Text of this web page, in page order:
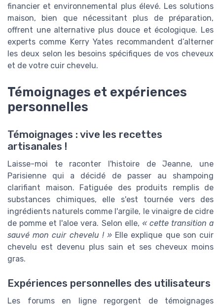
financier et environnemental plus élevé. Les solutions
maison, bien que nécessitant plus de préparation,
offrent une alternative plus douce et écologique. Les
experts comme Kerry Yates recommandent d’alterner
les deux selon les besoins spécifiques de vos cheveux
et de votre cuir chevelu.
Témoignages et expériences
personnelles
Témoignages : vive les recettes
artisanales !
Laisse-moi te raconter l'histoire de Jeanne, une
Parisienne qui a décidé de passer au shampoing
clarifiant maison. Fatiguée des produits remplis de
substances chimiques, elle s'est tournée vers des
ingrédients naturels comme l'argile, le vinaigre de cidre
de pomme et l'aloe vera. Selon elle, « cette transition a
sauvé mon cuir chevelu ! » Elle explique que son cuir
chevelu est devenu plus sain et ses cheveux moins
gras.
Expériences personnelles des utilisateurs
Les forums en ligne regorgent de témoignages